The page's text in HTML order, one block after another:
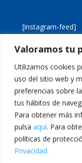
Valoramos tu
Utilizamos cookies
uso del sitio web y
preferencias sobre
tus hábitos de
Para obtener más
pulsa aquí. Para
políticas de
Privacidad.
[instagram-feed]
Aviso